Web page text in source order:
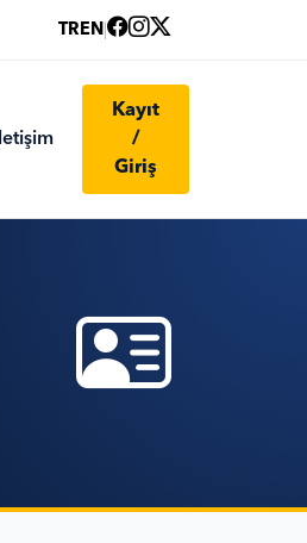
TR EN
İletişim
Kayıt
/
Giriş